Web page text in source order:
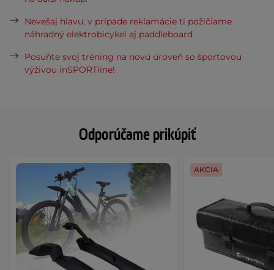
Odporúčame prikúpiť
AKCIA
Nevešaj hlavu, v prípade reklamácie ti požičiame
náhradný elektrobicykel aj paddleboard
Posuňte svoj tréning na novú úroveň so športovou
výživou inSPORTline!